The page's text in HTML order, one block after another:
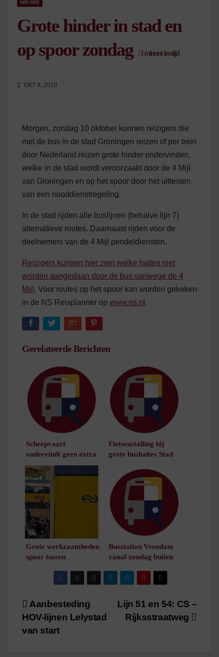
NIEUWS
Grote hinder in stad en
op spoor zondag
/1 minuut leestijd
OKT 9, 2010
Morgen, zondag 10 oktober kunnen reizigers die
met de bus in de stad Groningen reizen of per trein
door Nederland reizen grote hinder ondervinden,
welke in de stad wordt veroorzaakt door de 4 Mijl
van Groningen en op het spoor door het uittesten
van een nooddienstregeling.
In de stad rijden alle buslijnen (behalve lijn 7)
alternatieve routes. Daarnaast rijden voor de
deelnemers van de 4 Mijl pendeldiensten.
Reizigers kunnen hier zien welke haltes niet
worden aangedaan door de bus vanwege de 4
Mijl . Voor routes op het spoor kan worden gekeken
in de NS Reisplanner op www.ns.nl .
Gerelateerde Berichten
Scheepvaart
ondervindt geen extra
hinder van spoorbrug
1minuut leestijd
Fietsenstalling bij
grote bushaltes Stad
Grote werkzaamheden
spoor tussen
minuut leestijd
Busstation Veendam
vanaf zondag buiten
minuut leestijd
Bericht
navigatie
Lijn 51 en 54: CS –
Rijksstraatweg
Aanbesteding
HOV-lijnen Lelystad
van start